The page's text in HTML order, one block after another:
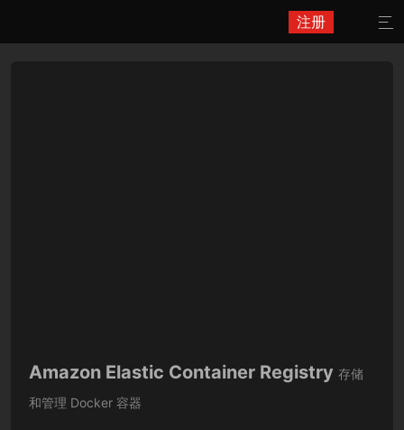
注册 
Amazon Elastic Container Registry 存储
和管理 Docker 容器